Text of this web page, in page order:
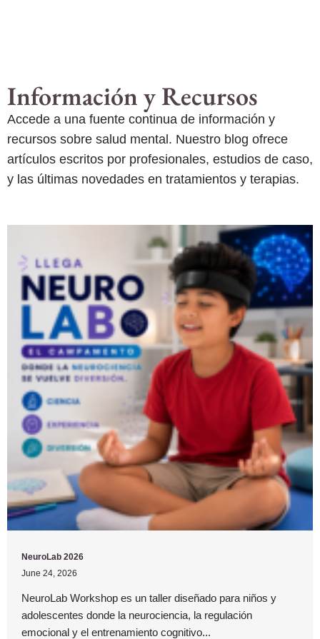
Información y Recursos
Accede a una fuente continua de información y
recursos sobre salud mental. Nuestro blog ofrece
artículos escritos por profesionales, estudios de caso,
y las últimas novedades en tratamientos y terapias.
NeuroLab 2026
June 24, 2026
NeuroLab Workshop es un taller diseñado para niños y
adolescentes donde la neurociencia, la regulación
emocional y el entrenamiento cognitivo...